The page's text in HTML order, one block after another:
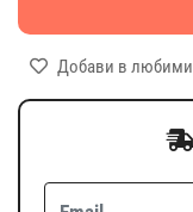
Добави в любими